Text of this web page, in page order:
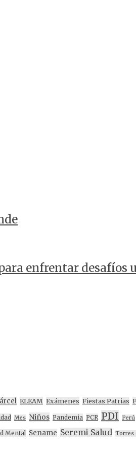
enfrentar desafíos
ELEAM Exámenes Fiestas Patrias
Mes Niños Pandemia PCR PDI Perú
Mental Sename Seremi Salud Torres